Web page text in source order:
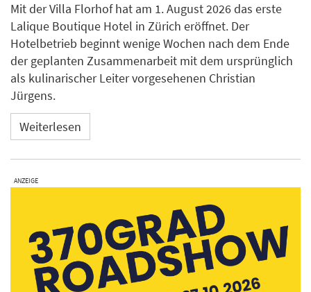
Mit der Villa Florhof hat am 1. August 2026 das erste
Lalique Boutique Hotel in Zürich eröffnet. Der
Hotelbetrieb beginnt wenige Wochen nach dem Ende
der geplanten Zusammenarbeit mit dem ursprünglich
als kulinarischer Leiter vorgesehenen Christian
Jürgens.
Weiterlesen
ANZEIGE